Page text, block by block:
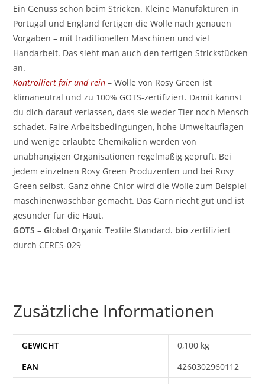
Ein Genuss schon beim Stricken. Kleine Manufakturen in
Portugal und England fertigen die Wolle nach genauen
Vorgaben – mit traditionellen Maschinen und viel
Handarbeit. Das sieht man auch den fertigen Strickstücken
an.
Kontrolliert fair und rein – Wolle von Rosy Green ist
klimaneutral und zu 100% GOTS-zertifiziert. Damit kannst
du dich darauf verlassen, dass sie weder Tier noch Mensch
schadet. Faire Arbeitsbedingungen, hohe Umweltauflagen
und wenige erlaubte Chemikalien werden von
unabhängigen Organisationen regelmäßig geprüft. Bei
jedem einzelnen Rosy Green Produzenten und bei Rosy
Green selbst. Ganz ohne Chlor wird die Wolle zum Beispiel
maschinenwaschbar gemacht. Das Garn riecht gut und ist
gesünder für die Haut.
GOTS –GlobalOrganicTextileStandard. bio zertifiziert
durch CERES-029
Zusätzliche Informationen
GEWICHT
0,100 kg
EAN
4260302960112